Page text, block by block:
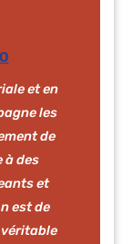
et en
les
de
à des
et
est de